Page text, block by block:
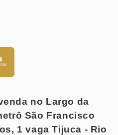
no Largo da
São Francisco
1 vaga Tijuca - Rio